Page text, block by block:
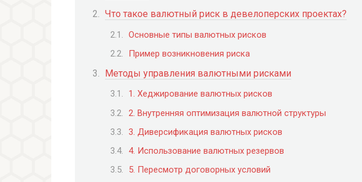
Что такое валютный риск в девелоперских проектах?
Основные типы валютных рисков
Пример возникновения риска
Методы управления валютными рисками
1. Хеджирование валютных рисков
2. Внутренняя оптимизация валютной структуры
3. Диверсификация валютных рисков
4. Использование валютных резервов
5. Пересмотр договорных условий